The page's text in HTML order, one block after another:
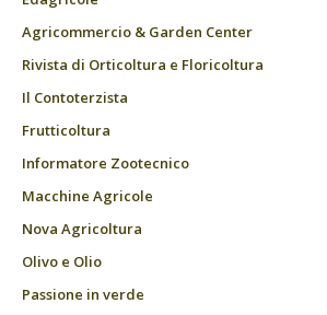
Agricommercio & Garden Center
Rivista di Orticoltura e Floricoltura
Il Contoterzista
Frutticoltura
Informatore Zootecnico
Macchine Agricole
Nova Agricoltura
Olivo e Olio
Passione in verde